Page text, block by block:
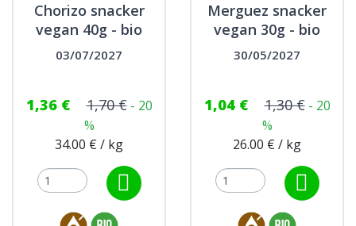
Chorizo snacker
vegan 40g - bio
03/07/2027
1,36 € 1,70 € - 20
%
34.00 € / kg
Merguez snacker
vegan 30g - bio
30/05/2027
1,04 € 1,30 € - 20
%
26.00 € / kg